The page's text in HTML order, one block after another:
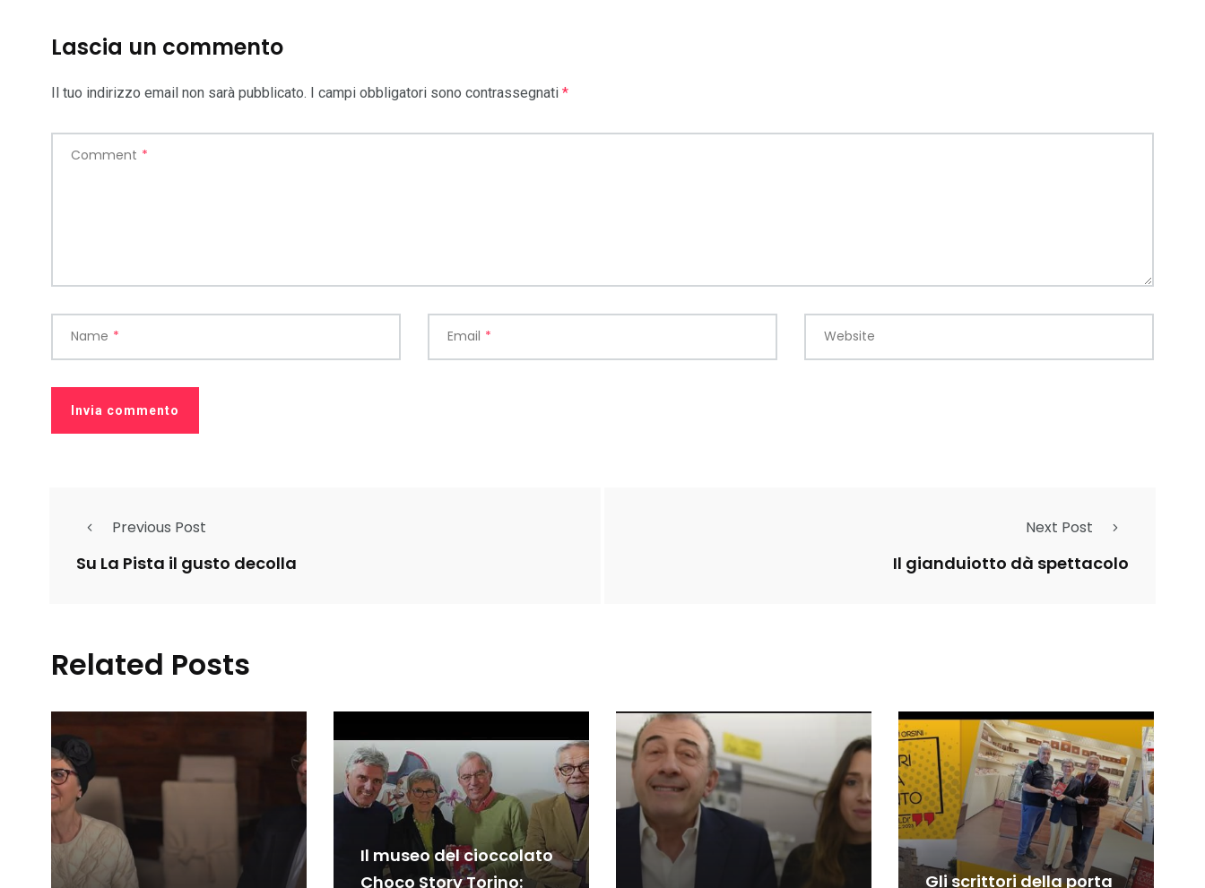
Lascia un commento
Il tuo indirizzo email non sarà pubblicato. I campi obbligatori sono contrassegnati *
Comment *
Name * Email * Website
Previous Post
Su La Pista il gusto decolla
Next Post
Il gianduiotto dà spettacolo
Related Posts
Il museo del cioccolato
Choco Story Torino:
Gli scrittori della porta